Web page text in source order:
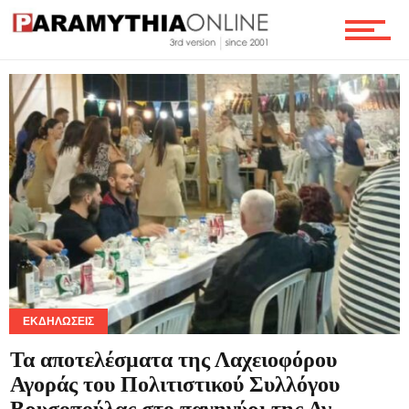
Αθλητικά
Εκδηλώσεις
Θρησκεία
Γενικά
ΕΚΔΗΛΏΣΕΙΣ
Τα αποτελέσματα της Λαχειοφόρου
Αγοράς του Πολιτιστικού Συλλόγου